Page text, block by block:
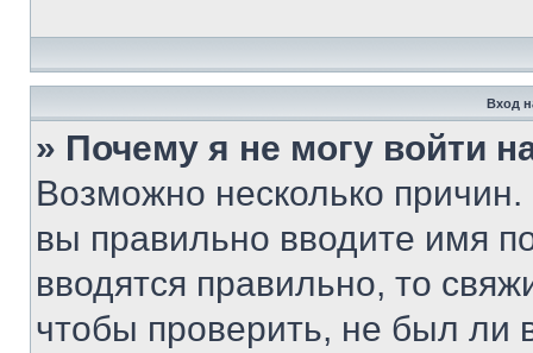
Вход
» Почему я не могу войти
Возможно несколько
вы правильно вводите имя
вводятся правильно, то
чтобы проверить, не был ли